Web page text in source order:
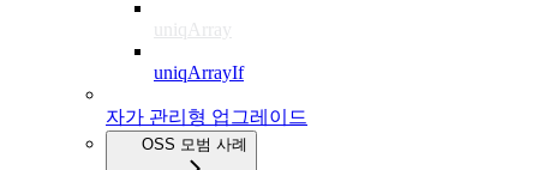
uniqArray
uniqArrayIf
자가 관리형 업그레이드
OSS 모범 사례